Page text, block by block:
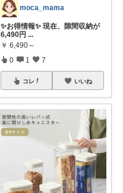
moca_mama
✨お得情報✨ 現在、隙間収納が
6,490円 ...
￥ 6,490～
0 1 7
コレ いいね